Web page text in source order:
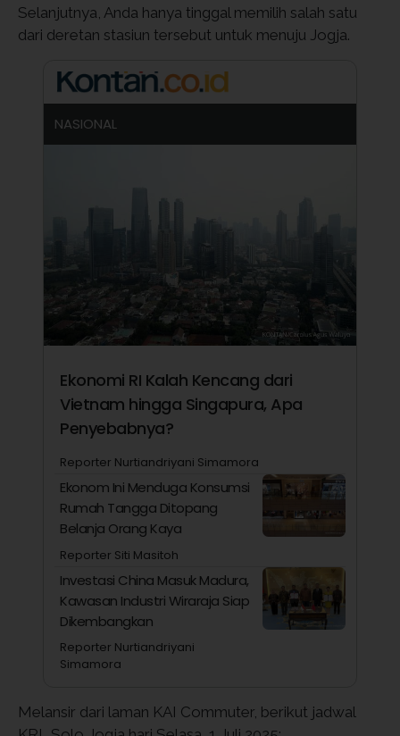
Selanjutnya, Anda hanya tinggal memilih salah satu
dari deretan stasiun tersebut untuk menuju Jogja.
NASIONAL
Ekonomi RI Kalah Kencang dari
Vietnam hingga Singapura, Apa
Penyebabnya?
Reporter Nurtiandriyani Simamora
Ekonom Ini Menduga Konsumsi
Rumah Tangga Ditopang
Belanja Orang Kaya
Reporter Siti Masitoh
Investasi China Masuk Madura,
Kawasan Industri Wiraraja Siap
Dikembangkan
Reporter Nurtiandriyani
Simamora
Melansir dari laman KAI Commuter, berikut jadwal